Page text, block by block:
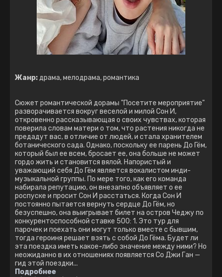
Жанр:драма, мелодрама, романтика
Сюжет романтической дорамы "Посетите мероприятие"
разворачивается вокруг веселой и милой Сон И,
откровенно рассказывающая о своих чувствах, которая
поверила словам матери о том, что растения никогда не
предадут вас, в отличие от людей, и стала хранителем
ботанического сада. Однако, поскольку ее парень До Гём,
который был ее всем, бросает ее, она больше не может
гордо жить и становится вялой. Напористый и
уважающий себя До Гём является вокалистом инди-
музыкальной группы. По мере того, как его команда
набирала репутацию, он внезапно объявляет о ее
роспуске и просит Сон И расстаться. Когда Сон И
постоянно пытается вернуть сердце До Гём, но
безуспешно, она выигрывает билет на остров Чеджу по
конкурентоспособной ставке 500: 1. Это тур для
парочек и поехать они могут только вместе с бывшим,
тогда героиня решает взять с собой До Гёма. Будет ли
эта поездка иметь какое-либо значение между ними? Но
неожиданно в их отношениях появляется Со Джи Ган —
гид этой поездки...
Подробнее